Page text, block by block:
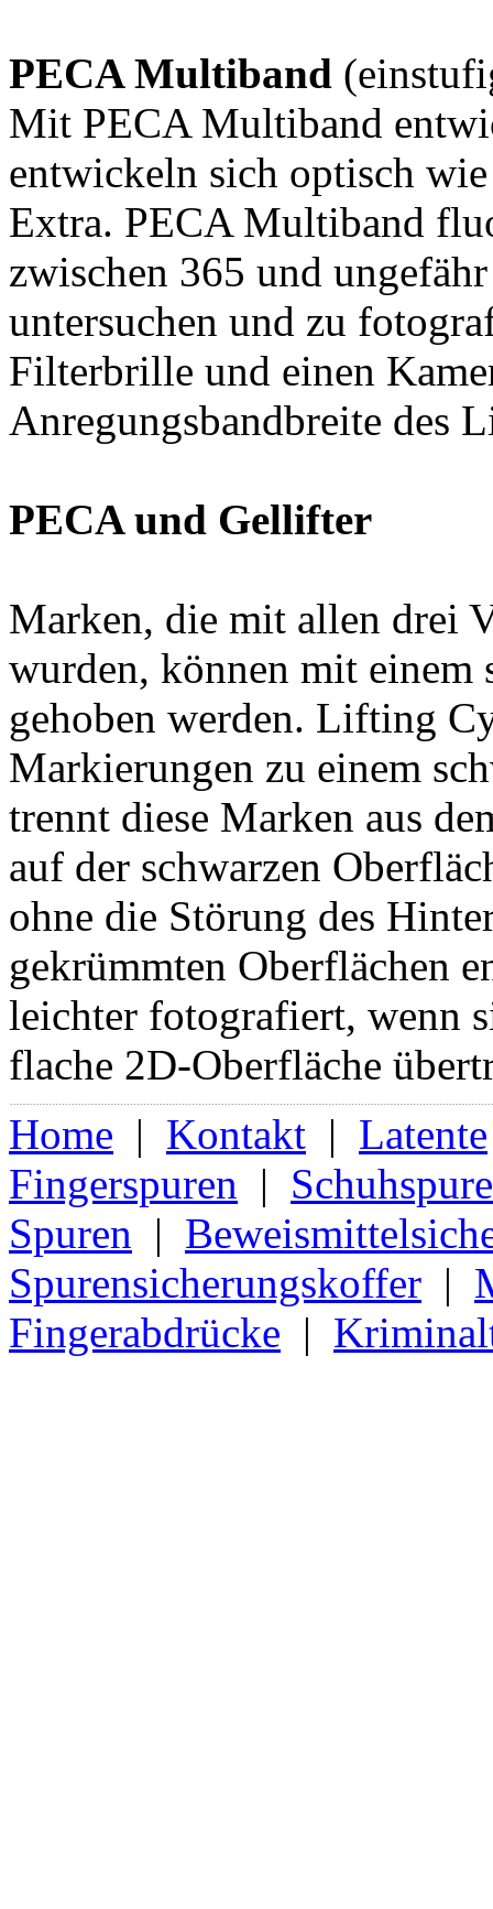
PECA Multiband
Mit PECA Multiband
entwickeln sich optisch
Extra. PECA Multiband
zwischen 365 und
untersuchen und zu
Filterbrille und einen
Anregungsbandbreite des
PECA und Gellifter
Marken, die mit allen drei
wurden, können mit
gehoben werden. Lifting
Markierungen zu einem
trennt diese Marken aus
auf der schwarzen
ohne die Störung des
gekrümmten Oberflächen
leichter fotografiert, wenn
flache 2D-Oberfläche
Home | Kontakt | Latente
Fingerspuren |
Spuren |
Spurensicherungskoffer |
Fingerabdrücke |